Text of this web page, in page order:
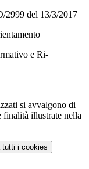
2999 del 13/3/2017
e Ri-
si avvalgono di
finalità illustrate nella
tutti i cookies